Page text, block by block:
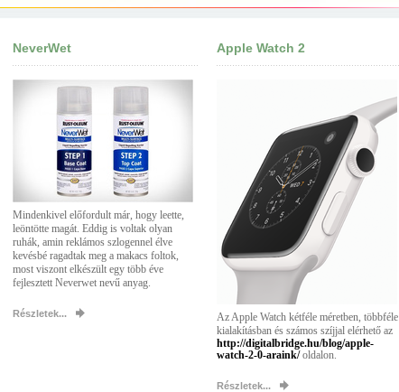
NeverWet
Mindenkivel előfordult már, hogy leette,
leöntötte magát. Eddig is voltak olyan
ruhák, amin reklámos szlogennel élve
kevésbé ragadtak meg a makacs foltok,
most viszont elkészült egy több éve
fejlesztett Neverwet nevű anyag.
Részletek...
Apple Watch 2
Az Apple Watch kétféle méretben, többféle
kialakításban és számos szíjjal elérhető az
http://digitalbridge.hu/blog/apple-
watch-2-0-araink/oldalon.
Részletek...